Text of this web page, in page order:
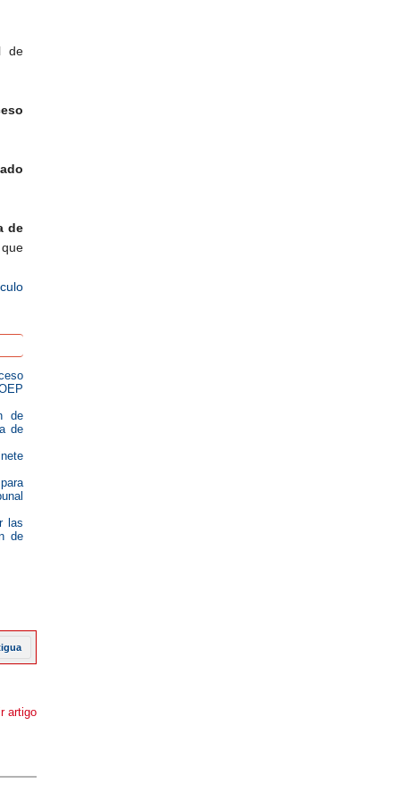
de
de
de
de
las
de
artigo